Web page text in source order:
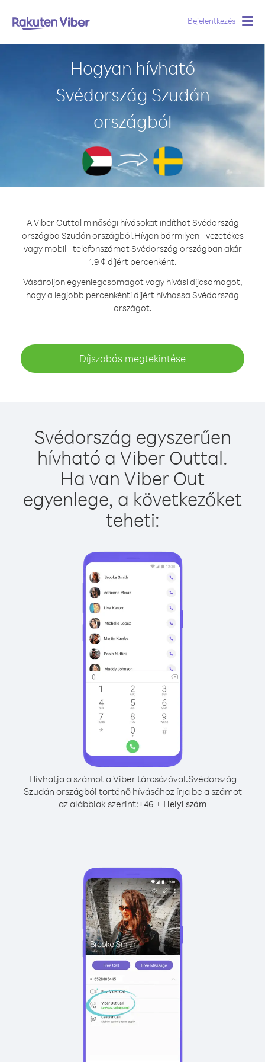
Bejelentkezés
Hogyan hívható
Svédország Szudán
országból
A Viber Outtal minőségi hívásokat indíthat Svédország
országba Szudán országból.Hívjon bármilyen - vezetékes
vagy mobil - telefonszámot Svédország országban akár
1.9 ¢ díjért percenként.
Vásároljon egyenlegcsomagot vagy hívási díjcsomagot,
hogy a legjobb percenkénti díjért hívhassa Svédország
országot.
Díjszabás megtekintése
Svédország egyszerűen
hívható a Viber Outtal.
Ha van Viber Out
egyenlege, a következőket
teheti:
Hívhatja a számot a Viber tárcsázóval.Svédország
Szudán országból történő hívásához írja be a számot
az alábbiak szerint:+46 + Helyi szám